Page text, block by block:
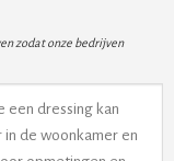
zodat onze bedrijven